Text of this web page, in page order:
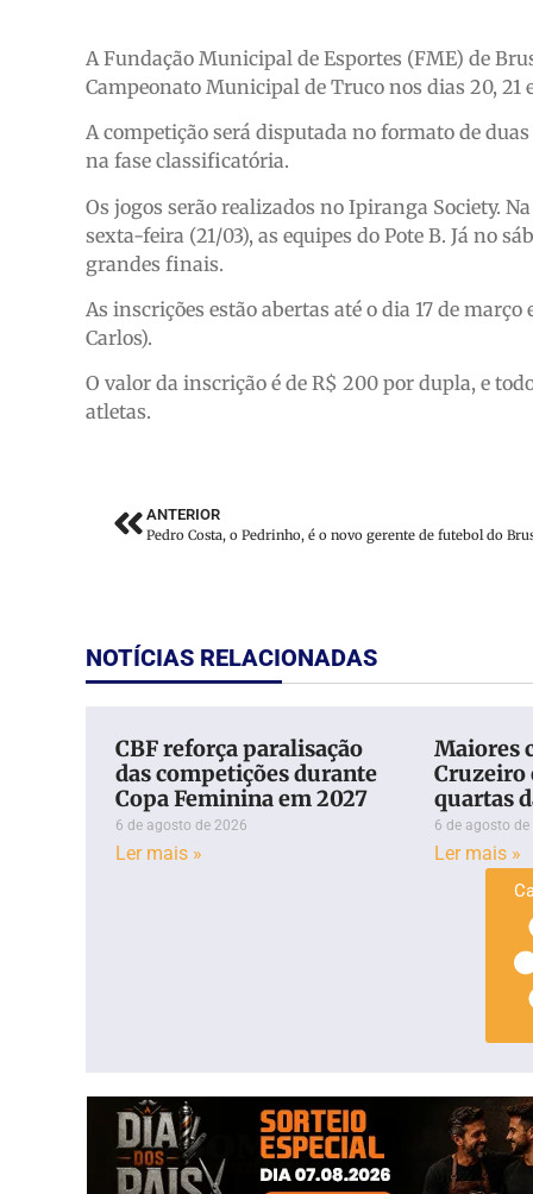
A Fundação Municipal de Esportes (FME) de
Campeonato Municipal de Truco nos dias 20, 21
A competição será disputada no formato de
na fase classificatória.
Os jogos serão realizados no Ipiranga Society.
sexta-feira (21/03), as equipes do Pote B. Já no
grandes finais.
As inscrições estão abertas até o dia 17 de
Carlos).
O valor da inscrição é de R$ 200 por dupla, e
atletas.
ANTERIOR
NOTÍCIAS RELACIONADAS
CBF reforça paralisação
das competições durante
Copa Feminina em 2027
6 de agosto de 2026
Ler mais »
Maiores
Cruzeiro
quartas
6 de agosto
Ler mais »